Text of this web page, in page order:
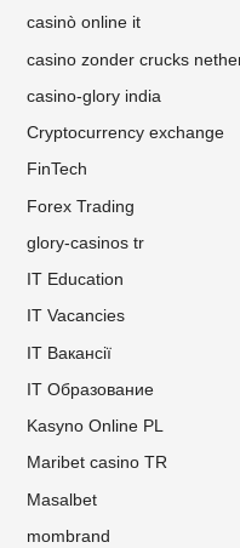
casinò online it
casino zonder crucks
casino-glory india
Cryptocurrency exchange
FinTech
Forex Trading
glory-casinos tr
IT Education
IT Vacancies
IT Вакансії
IT Образование
Kasyno Online PL
Maribet casino TR
Masalbet
mombrand